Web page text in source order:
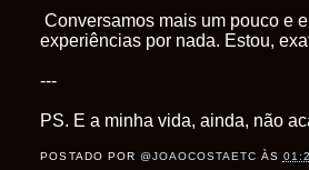
Conversamos mais um pouco e
experiências por nada. Estou,
---
PS. E a minha vida, ainda, não
POSTADO POR @JOAOCOSTAETC ÀS